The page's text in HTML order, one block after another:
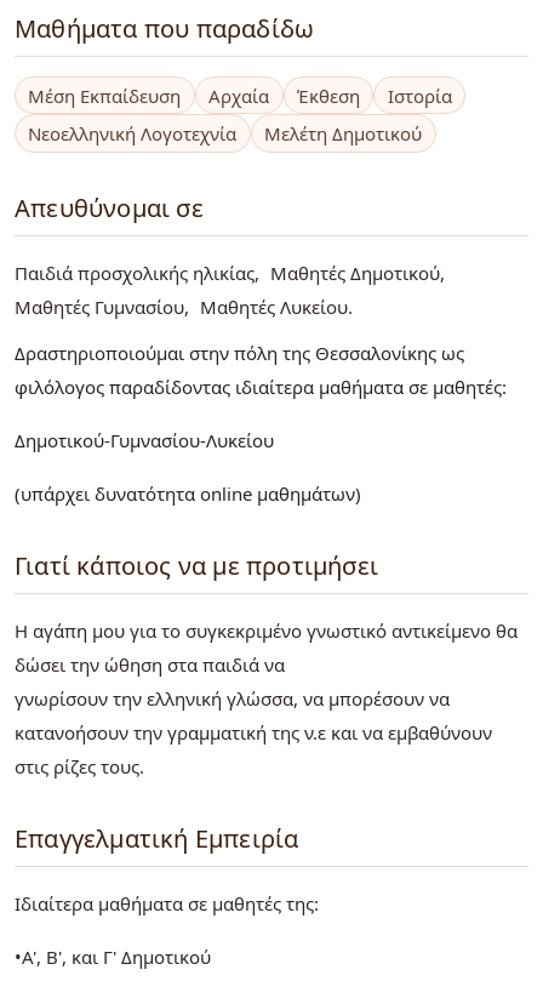
Μαθήματα που παραδίδω
Μέση Εκπαίδευση Αρχαία Έκθεση
Ιστορία
Νεοελληνική Λογοτεχνία
Μελέτη Δημοτικού
Απευθύνομαι σε
Παιδιά προσχολικής ηλικίας
Μαθητές Δημοτικού
Μαθητές Γυμνασίου
Μαθητές Λυκείου
Δραστηριοποιούμαι στην πόλη της Θεσσαλονίκης ως
φιλόλογος παραδίδοντας ιδιαίτερα μαθήματα σε μαθητές:
Δημοτικού-Γυμνασίου-Λυκείου​​
(υπάρχει δυνατότητα online μαθημάτων)
Γιατί κάποιος να με προτιμήσει
Η αγάπη μου για το συγκεκριμένο γνωστικό αντικείμενο θα
δώσει την ώθηση στα παιδιά να
γνωρίσουν την ελληνική γλώσσα, να μπορέσουν να
κατανοήσουν την γραμματική της ν.ε και να εμβαθύνουν
στις ρίζες τους.
Επαγγελματική Εμπειρία
Ιδιαίτερα μαθήματα σε μαθητές της:
•Α', Β', και Γ' Δημοτικού